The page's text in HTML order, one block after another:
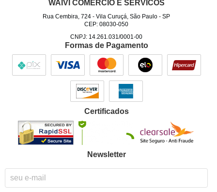
WAIVI COMERCIO E SERVICOS
Rua Cembira, 724 -Vila Curuçá, São Paulo -SP
CEP: 08030-050
CNPJ: 14.261.031/0001-00
Formas de Pagamento
Certificados
Newsletter